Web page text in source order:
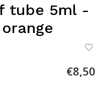
tube 5ml -
€8,50